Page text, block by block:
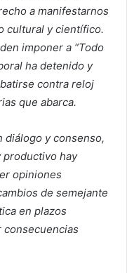
a manifestarnos
cultural y científico.
imponer a “Todo
ha detenido y
contra reloj
que abarca.
diálogo y consenso,
productivo hay
opiniones
de semejante
en plazos